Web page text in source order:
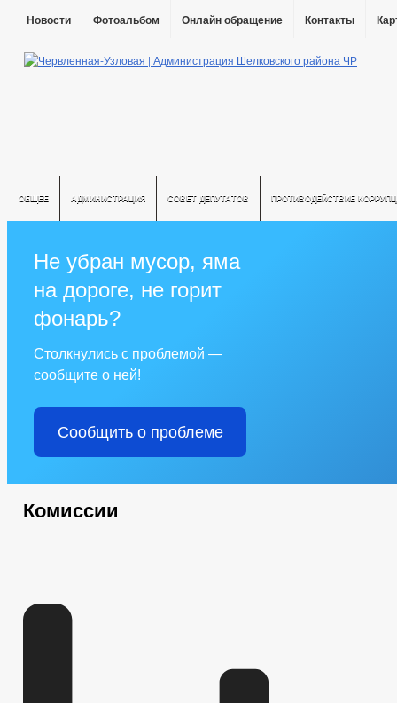
Новости Фотоальбом Онлайн обращение Контакты
ОБЩЕЕ АДМИНИСТРАЦИЯ СОВЕТ ДЕПУТАТОВ ПРОТИВОДЕЙСТВИЕ
Не убран мусор, яма
на дороге, не горит
фонарь?
Столкнулись с проблемой —
сообщите о ней!
Сообщить о проблеме
Комиссии